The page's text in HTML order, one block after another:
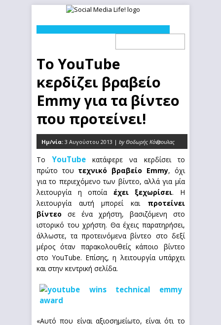
Το YouTube
κερδίζει βραβείο
Emmy για τα βίντεο
που προτείνει!
Ημ/νία: 3 Αυγούστου 2013 | by Θοδωρής Κόνσουλας
0
ΤοYouTube κατάφερε να κερδίσει το
πρώτο του τεχνικό βραβείο Emmy, όχι
για το περιεχόμενο των βίντεο, αλλά για μία
λειτουργία η οποία έχει ξεχωρίσει. Η
λειτουργία αυτή μπορεί και προτείνει
βίντεο σε ένα χρήστη, βασιζόμενη στο
ιστορικό του χρήστη. Θα έχεις παρατηρήσει,
άλλωστε, τα προτεινόμενα βίντεο στο δεξί
μέρος όταν παρακολουθείς κάποιο βίντεο
στο YouTube. Επίσης, η λειτουργία υπάρχει
και στην κεντρική σελίδα.
«Αυτό που είναι αξιοσημείωτο, είναι ότι το